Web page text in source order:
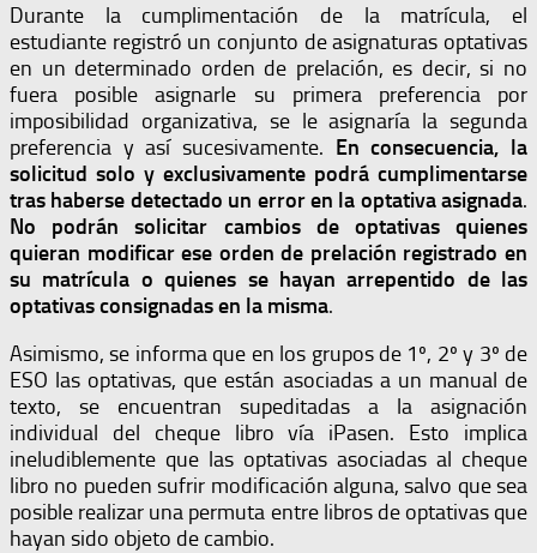
Durante la cumplimentación de la matrícula, el
estudiante registró un conjunto de asignaturas optativas
en un determinado orden de prelación, es decir, si no
fuera posible asignarle su primera preferencia por
imposibilidad organizativa, se le asignaría la segunda
preferencia y así sucesivamente. En consecuencia, la
solicitud solo y exclusivamente podrá cumplimentarse
tras haberse detectado un error en la optativa asignada.
No podrán solicitar cambios de optativas quienes
quieran modificar ese orden de prelación registrado en
su matrícula o quienes se hayan arrepentido de las
optativas consignadas en la misma.
Asimismo, se informa que en los grupos de 1º, 2º y 3º de
ESO las optativas, que están asociadas a un manual de
texto, se encuentran supeditadas a la asignación
individual del cheque libro vía iPasen. Esto implica
ineludiblemente que las optativas asociadas al cheque
libro no pueden sufrir modificación alguna, salvo que sea
posible realizar una permuta entre libros de optativas que
hayan sido objeto de cambio.